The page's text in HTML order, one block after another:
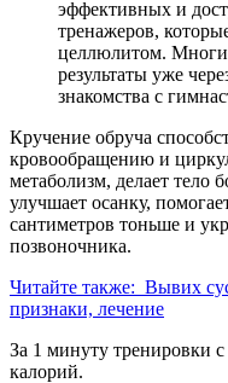
эффективных и
тренажеров,
целлюлитом.
результаты уже
знакомства с
Кручение обруча
кровообращению и
метаболизм, делает тело
улучшает осанку,
сантиметров тоньше и
позвоночника.
Читайте также: Вывих
признаки, лечение
За 1 минуту тренировки с
калорий.